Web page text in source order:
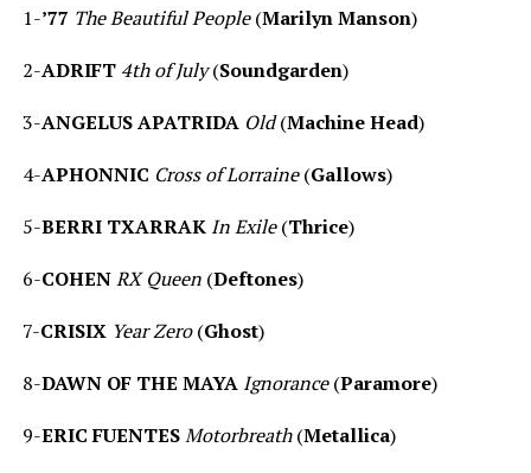
1-’77 The Beautiful People(Marilyn Manson)
2-ADRIFT 4th of July(Soundgarden)
3-ANGELUS APATRIDA Old(Machine Head)
4-APHONNIC Cross of Lorraine(Gallows)
5-BERRI TXARRAK In Exile(Thrice)
6-COHENRX Queen(Deftones)
7-CRISIX Year Zero (Ghost)
8-DAWN OF THE MAYA Ignorance(Paramore)
9-ERIC FUENTESMotorbreath(Metallica)